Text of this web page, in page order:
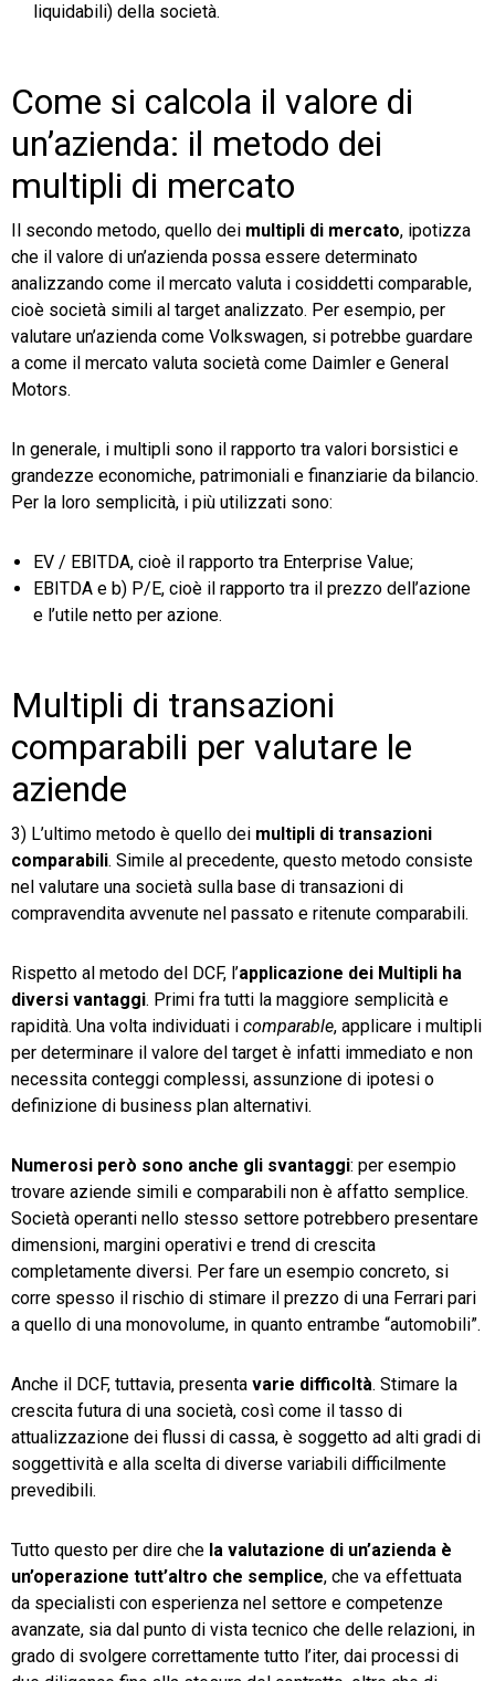
liquidabili) della società.
Come si calcola il valore di
un’azienda: il metodo dei
multipli di mercato
Il secondo metodo, quello dei multipli di mercato, ipotizza
che il valore di un’azienda possa essere determinato
analizzando come il mercato valuta i cosiddetti comparable,
cioè società simili al target analizzato. Per esempio, per
valutare un’azienda come Volkswagen, si potrebbe guardare
a come il mercato valuta società come Daimler e General
Motors.
In generale, i multipli sono il rapporto tra valori borsistici e
grandezze economiche, patrimoniali e finanziarie da bilancio.
Per la loro semplicità, i più utilizzati sono:
EV / EBITDA, cioè il rapporto tra Enterprise Value;
EBITDA e b) P/E, cioè il rapporto tra il prezzo dell’azione
e l’utile netto per azione.
Multipli di transazioni
comparabili per valutare le
aziende
3) L’ultimo metodo è quello dei multipli di transazioni
comparabili. Simile al precedente, questo metodo consiste
nel valutare una società sulla base di transazioni di
compravendita avvenute nel passato e ritenute comparabili.
Rispetto al metodo del DCF, l’applicazione dei Multipli ha
diversi vantaggi. Primi fra tutti la maggiore semplicità e
rapidità. Una volta individuati i comparable, applicare i multipli
per determinare il valore del target è infatti immediato e non
necessita conteggi complessi, assunzione di ipotesi o
definizione di business plan alternativi.
Numerosi però sono anche gli svantaggi: per esempio
trovare aziende simili e comparabili non è affatto semplice.
Società operanti nello stesso settore potrebbero presentare
dimensioni, margini operativi e trend di crescita
completamente diversi. Per fare un esempio concreto, si
corre spesso il rischio di stimare il prezzo di una Ferrari pari
a quello di una monovolume, in quanto entrambe “automobili”.
Anche il DCF, tuttavia, presenta varie difficoltà. Stimare la
crescita futura di una società, così come il tasso di
attualizzazione dei flussi di cassa, è soggetto ad alti gradi di
soggettività e alla scelta di diverse variabili difficilmente
prevedibili.
Tutto questo per dire che la valutazione di un’azienda è
un’operazione tutt’altro che semplice, che va effettuata
da specialisti con esperienza nel settore e competenze
avanzate, sia dal punto di vista tecnico che delle relazioni, in
grado di svolgere correttamente tutto l’iter, dai processi di